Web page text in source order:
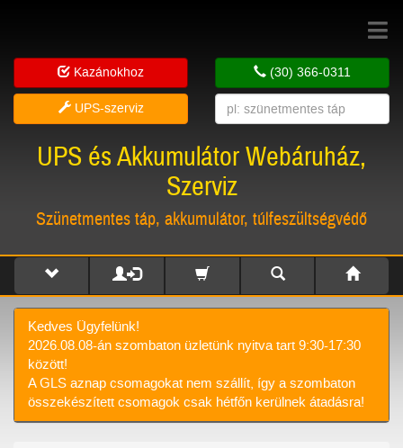
Toggle
Kazánokhoz
UPS-szerviz
(30) 366-0311
UPS és Akkumulátor Webáruház,
Szerviz
Szünetmentes táp, akkumulátor, túlfeszültségvédő
Kedves Ügyfelünk!
2026.08.08-án szombaton üzletünk nyitva tart 9:30-17:30
között!
A GLS aznap csomagokat nem szállít, így a szombaton
összekészített csomagok csak hétfőn kerülnek átadásra!